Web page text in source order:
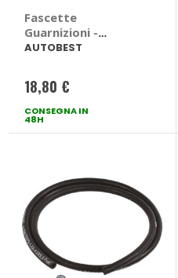
Fascette
Guarnizioni -
AUTOBEST
AUTOBEST
18,80 €
CONSEGNA IN
48H